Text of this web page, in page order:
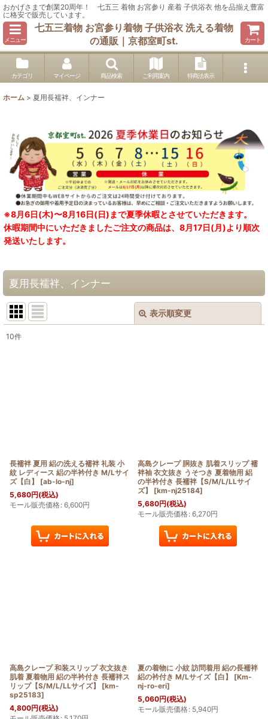
おかげさまで創業20周年！ 七五三 着物 お宮参り 産着 子供浴衣 他を品揃え豊富
に格安で販売しています。
メニュー
七五三着物 お宮参り着物 子供浴衣 洗える着物
の通販｜京都室町st.
カート
カテゴリ マイページ 商品検索 ご利用案内 特商法表示
ホーム > 夏用長襦袢、インナー
※8月6日(木)〜8月16日(日)まで夏季休暇とさせていただきます。
休暇期間中にいただきましたご注文の商品は、8月17日(月)より順次
発送いたします。
夏用長襦袢、インナー
表示順変更
10件
長襦袢 夏用 絽の洗える襦袢 礼装 小
紋 レディース 絽の半衿付き M/Lサイ
ズ【白】
[ab-lo-nj]
5,680円(税込)
モール販売価格: 6,600円
高島クレープ 胴抜き 肌着スリップ 襦
袢袖 衣文抜き うそつき 夏着物用 絽
の半衿付き 長襦袢【S/M/L/LLサイ
ズ】
[km-nj25184]
5,680円(税込)
モール販売価格: 6,270円
高島クレープ 和装スリップ 衣文抜き
肌着 夏着物用 絽の半衿付き 長襦袢ス
リップ【S/M/L/LLサイズ】
[km-
sp25183]
4,800円(税込)
夏の着物に 小紋 訪問着用 絽の長襦袢
絽の衿付き M/Lサイズ【白】
[Km-
nj-ro-eri]
5,060円(税込)
モール販売価格: 5,940円